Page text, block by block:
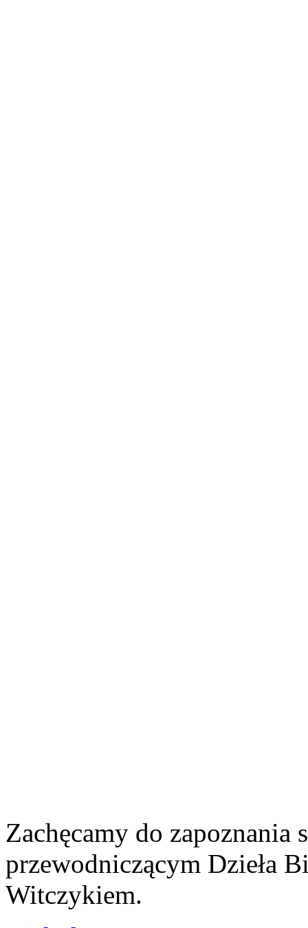
Zachęcamy do zapoznania
przewodniczącym Dzieła
Witczykiem.